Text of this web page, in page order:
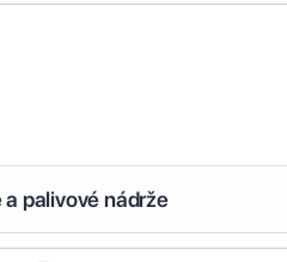
palivové nádrže